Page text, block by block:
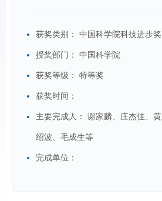
获奖类别： 中国科学院科技进步奖
授奖部门： 中国科学院
获奖等级： 特等奖
获奖时间：
主要完成人： 谢家麟、庄杰佳、
绍波、毛成生等
完成单位：